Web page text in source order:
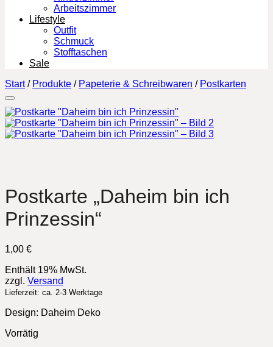
Arbeitszimmer
Lifestyle
Outfit
Schmuck
Stofftaschen
Sale
Start / Produkte / Papeterie & Schreibwaren / Postkarten
Postkarte „Daheim bin ich
Prinzessin“
1,00 €
Enthält 19% MwSt.
zzgl. Versand
Lieferzeit: ca. 2-3 Werktage
Design: Daheim Deko
Vorrätig